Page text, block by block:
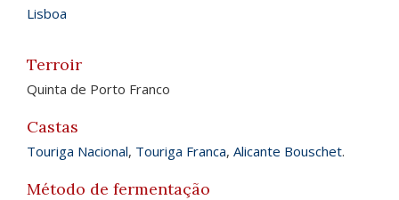
Lisboa
Terroir
Quinta de Porto Franco
Castas
Touriga Nacional, Touriga Franca, Alicante Bouschet.
Método de fermentação